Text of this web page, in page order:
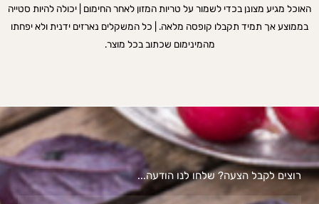
האוכל מגיע מצונן בכדי לשמור על טריות המזון לאחר החימום | יכולה להיות סטייה
בממוצע אך תמיד תקבלו קופסה מלאה. | כל המשקלים נארזים ידנית ולא יפחתו
מהמינימום שכתוב בכל מוצר.
רוצים לקבל הצעה? שלחו לנו הודעה...